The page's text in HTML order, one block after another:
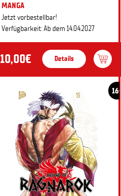
MANGA
Jetzt vorbestellbar!
Verfügbarkeit: Ab dem 14.04.2027
10,00€ Details
16+